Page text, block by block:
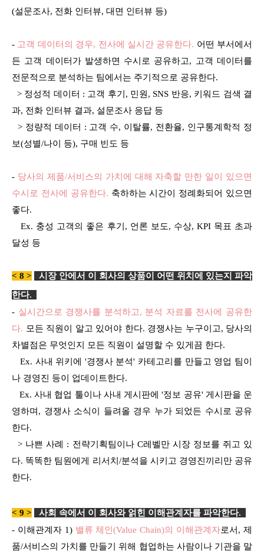
(설문조사, 전화 인터뷰, 대면 인터뷰 등)
- 고객 데이터의 경우, 전사에 실시간 공유한다. 어떤 부서에서
든 고객 데이터가 발생하면 수시로 공유하고, 고객 데이터를
전문적으로 분석하는 팀에서는 주기적으로 공유한다.
> 정성적 데이터 : 고객 후기, 민원, SNS 반응, 키워드 검색 결
과, 전화 인터뷰 결과, 설문조사 응답 등
> 정량적 데이터 : 고객 수, 이탈률, 전환율, 인구통계학적 정
보(성별/나이 등), 구매 빈도 등
- 당사의 제품/서비스의 가치에 대해 자축할 만한 일이 있으면
수시로 전사에 공유한다. 축하하는 시간이 정례화되어 있으면
좋다.
Ex. 충성 고객의 좋은 후기, 언론 보도, 수상, KPI 목표 초과
달성 등
< 8 >
시장 안에서 이 회사의 상품이 어떤 위치에 있는지 파악
한다.
- 실시간으로 경쟁사를 분석하고, 분석 자료를 전사에 공유한
다. 모든 직원이 알고 있어야 한다. 경쟁사는 누구이고, 당사의
차별점은 무엇인지 모든 직원이 설명할 수 있게끔 한다.
Ex. 사내 위키에 '경쟁사 분석' 카테고리를 만들고 영업 팀이
나 경영진 등이 업데이트한다.
Ex. 사내 협업 툴이나 사내 게시판에 '정보 공유' 게시판을 운
영하며, 경쟁사 소식이 들려올 경우 누가 되었든 수시로 공유
한다.
> 나쁜 사례 : 전략기획팀이나 C레벨만 시장 정보를 쥐고 있
다. 똑똑한 팀원에게 리서치/분석을 시키고 경영진끼리만 공유
한다.
< 9 > 사회 속에서 이 회사와 얽힌 이해관계자를 파악한다.
- 이해관계자 1) 밸류 체인(Value Chain)의 이해관계자로서, 제
품/서비스의 가치를 만들기 위해 협업하는 사람이나 기관을 말